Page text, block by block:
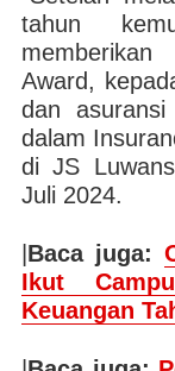
tahun
Award,
dan
dalam
di JS
Juli 2024.
Baca juga:
Ikut
Keuangan